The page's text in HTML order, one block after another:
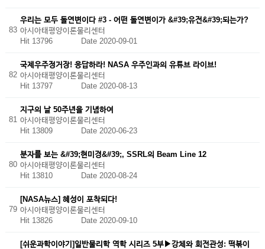
83
우리는 모두 돌연변이다 #3 - 어떤 돌연변이가 &#39;유전&#39;되는가?
아시아태평양이론물리센터
Hit 13796 Date 2020-09-01
82
국제우주정거장! 응답하라! NASA 우주인과의 유튜브 라이브!
아시아태평양이론물리센터
Hit 13797 Date 2020-08-13
81
지구의 날 50주년을 기념하여
아시아태평양이론물리센터
Hit 13809 Date 2020-06-23
80
분자를 보는 &#39;현미경&#39;, SSRL의 Beam Line 12
아시아태평양이론물리센터
Hit 13810 Date 2020-08-24
79
[NASA뉴스] 혜성이 포착되다!
아시아태평양이론물리센터
Hit 13826 Date 2020-09-10
[쉬운과학이야기]일반물리학 역학 시리즈 5부▶강체와 회전관성: 떡볶이